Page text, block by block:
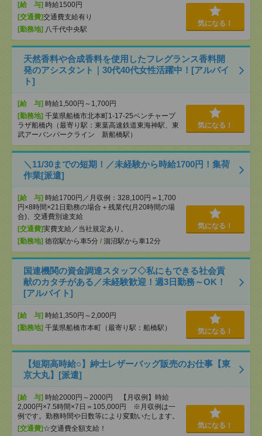
[給 与] 時給1500円
[交通費]交通費支給有り
[勤務地] 八千代中央駅
気になる！
天然香料や合成香料を使用したフレグランス香料開
発のアシスタント｜30代40代女性活躍中！[アルバイ
ト]
[給 与] 時給1,500円～1,700円
[勤務地] 千葉県船橋市北本町1-17-25ベンチャープ
ラザ船橋内（最寄り駅：東葉高速鉄道東海神駅、東
武アーバンパークライン 新船橋駅）
気になる！
＼11/30までの短期！／未経験から時給1700円！集荷
作業[派遣]
[給 与] 時給1700円／月収例：328,100円＝1,700
円×8時間×21日勤務の場合＋残業代(月20時間の場
合)、交通費別途支給
[交通費]実費支給／当社規定あり。
[勤務地] 徳宿駅から車5分 / 涸沼駅から車12分
気になる！
国連機関の資金調達スタッフ◇私にもできる社会貢
献のカタチがある／未経験歓迎！週3日勤務～OK！
[アルバイト]
[給 与] 時給1,350円～2,000円
[勤務地] 千葉県船橋市本町（最寄り駅：船橋駅） 気になる！
【短期高時給○】紳士レザーバッグ販売のお仕事【東
京大丸】[派遣]
[給 与] 時給2000円～2000円 【月収例】時給
2,000円×7.5時間×7日＝105,000円 ※月収例は一
例です。勤務時間や日数等により変動いたします。
[交通費] ☆交通費全額支給！
気になる！